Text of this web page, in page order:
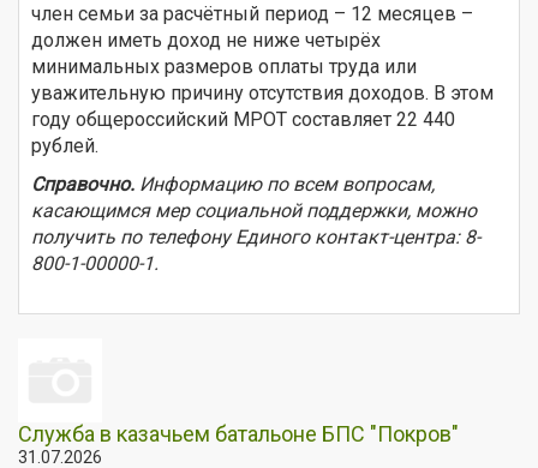
член семьи за расчётный период – 12 месяцев –
должен иметь доход не ниже четырёх
минимальных размеров оплаты труда или
уважительную причину отсутствия доходов. В этом
году общероссийский МРОТ составляет 22 440
рублей.
Справочно. Информацию по всем вопросам,
касающимся мер социальной поддержки, можно
получить по телефону Единого контакт-центра: 8-
800-1-00000-1.
Служба в казачьем батальоне БПС "Покров"
31.07.2026